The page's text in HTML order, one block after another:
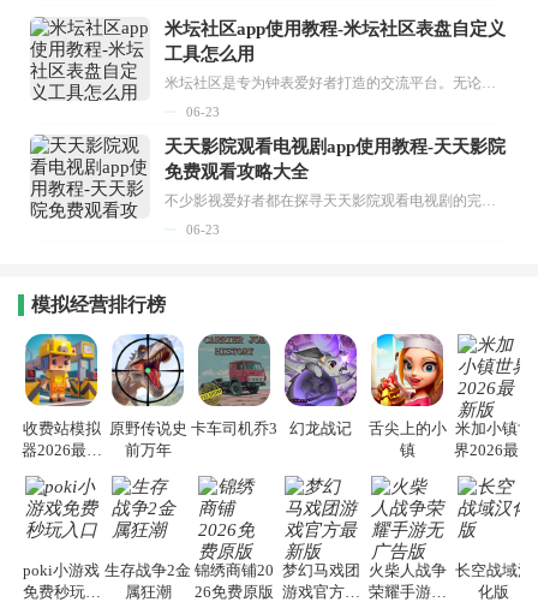
米坛社区app使用教程-米坛社区表盘自定义
工具怎么用
米坛社区是专为钟表爱好者打造的交流平台。无论你是初涉钟表领域的普通爱好者，还是拥有多年收藏经验的资深玩家，都能在此找到属于自己的天地。 无需注册，就能轻松参与其中。通过专业的讨论论坛与丰富的交互功能，你可与世界各地的钟表爱好者畅快交流。若你钟情于钟表，米坛社区无疑是值得一试的理想之选。在这里，你能获取最新的手表资讯，交流见解，提升鉴赏品味，让每一块手表都成为收藏故事中重要的一部分。感兴趣的朋友，不要错过下载机会。...
06-23
天天影院观看电视剧app使用教程-天天影院
免费观看攻略大全
不少影视爱好者都在探寻天天影院观看电视剧的完整方法，结合最新平台使用规则，本篇新手入门攻略全面讲解观看渠道、检索流程、播放设置以及画面模式调整等实用内容。全文适配手机、电脑等主流设备，步骤简洁易懂，无论是初次使用的新手，还是想要优化观影体验的用户，都能参照内容快速上手，熟练掌握平台各项操作技巧，轻松畅享影视内容。...
06-23
模拟经营排行榜
收费站模拟
器2026最新
原野传说史
前万年
卡车司机乔3 幻龙战记
舌尖上的小
镇
米加小镇世
界2026最新
poki小游戏
免费秒玩入
生存战争2金
属狂潮
锦绣商铺20
26免费原版
梦幻马戏团
游戏官方最
火柴人战争
荣耀手游无
长空战域汉
化版